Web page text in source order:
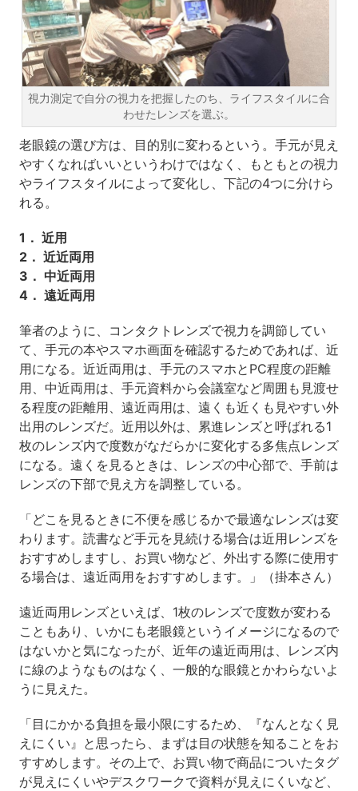
視力測定で自分の視力を把握したのち、ライフスタイルに合
わせたレンズを選ぶ。
老眼鏡の選び方は、目的別に変わるという。手元が見え
やすくなればいいというわけではなく、もともとの視力
やライフスタイルによって変化し、下記の4つに分けら
れる。
1． 近用
2． 近近両用
3． 中近両用
4． 遠近両用
筆者のように、コンタクトレンズで視力を調節してい
て、手元の本やスマホ画面を確認するためであれば、近
用になる。近近両用は、手元のスマホとPC程度の距離
用、中近両用は、手元資料から会議室など周囲も見渡せ
る程度の距離用、遠近両用は、遠くも近くも見やすい外
出用のレンズだ。近用以外は、累進レンズと呼ばれる1
枚のレンズ内で度数がなだらかに変化する多焦点レンズ
になる。遠くを見るときは、レンズの中心部で、手前は
レンズの下部で見え方を調整している。
「どこを見るときに不便を感じるかで最適なレンズは変
わります。読書など手元を見続ける場合は近用レンズを
おすすめしますし、お買い物など、外出する際に使用す
る場合は、遠近両用をおすすめします。」（掛本さん）
遠近両用レンズといえば、1枚のレンズで度数が変わる
こともあり、いかにも老眼鏡というイメージになるので
はないかと気になったが、近年の遠近両用は、レンズ内
に線のようなものはなく、一般的な眼鏡とかわらないよ
うに見えた。
「目にかかる負担を最小限にするため、『なんとなく見
えにくい』と思ったら、まずは目の状態を知ることをお
すすめします。その上で、お買い物で商品についたタグ
が見えにくいやデスクワークで資料が見えにくいなど、